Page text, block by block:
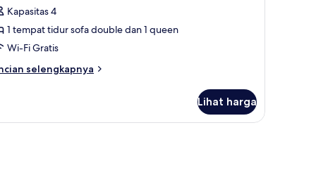
Kapasitas 4
1 tempat tidur sofa double dan 1 queen
Wi-Fi Gratis
selengkapnya
Lihat harga